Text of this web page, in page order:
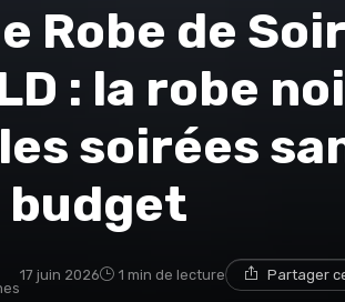
Robe de
: la robe
soirées
budget
17 juin 2026 1 min de lecture Partager